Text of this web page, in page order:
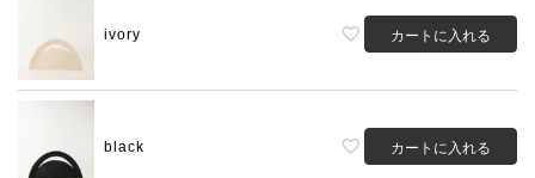
ivory カートに入れる
black カートに入れる